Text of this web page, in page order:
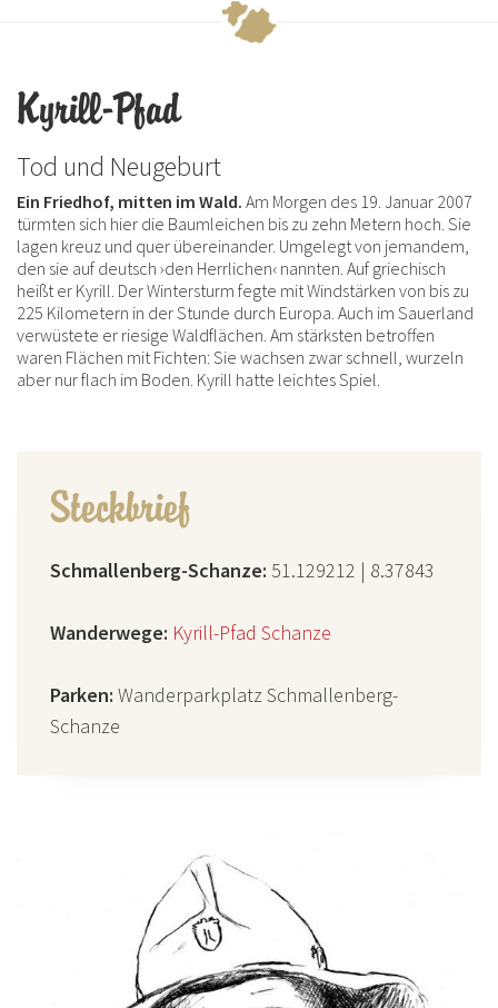
Kyrill-Pfad
Tod und Neugeburt
Ein Friedhof, mitten im Wald. Am Morgen des 19. Januar 2007
türmten sich hier die Baumleichen bis zu zehn Metern hoch. Sie
lagen kreuz und quer übereinander. Umgelegt von jemandem,
den sie auf deutsch ›den Herrlichen‹ nannten. Auf griechisch
heißt er Kyrill. Der Wintersturm fegte mit Windstärken von bis zu
225 Kilometern in der Stunde durch Europa. Auch im Sauerland
verwüstete er riesige Waldflächen. Am stärksten betroffen
waren Flächen mit Fichten: Sie wachsen zwar schnell, wurzeln
aber nur flach im Boden. Kyrill hatte leichtes Spiel.
Steckbrief
Schmallenberg-Schanze: 51.129212 | 8.37843
Wanderwege: Kyrill-Pfad Schanze
Parken: Wanderparkplatz Schmallenberg-
Schanze